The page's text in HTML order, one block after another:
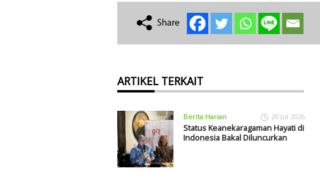
ARTIKEL TERKAIT
Berita Harian 20 Jul 2026
Status Keanekaragaman Hayati di
Indonesia Bakal Diluncurkan